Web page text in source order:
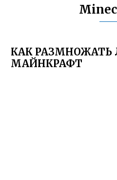
КАК РАЗМНОЖАТЬ
МАЙНКРАФТ